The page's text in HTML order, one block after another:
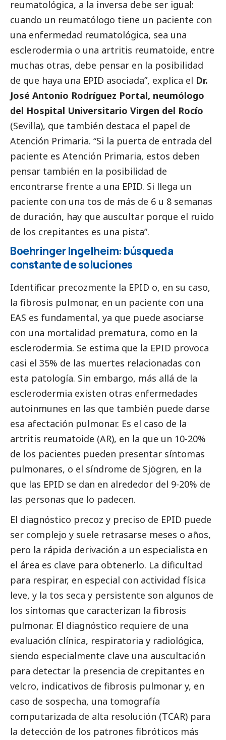
reumatológica, a la inversa debe ser igual:
cuando un reumatólogo tiene un paciente con
una enfermedad reumatológica, sea una
esclerodermia o una artritis reumatoide, entre
muchas otras, debe pensar en la posibilidad
de que haya una EPID asociada”, explica el Dr.
José Antonio Rodríguez Portal, neumólogo
del Hospital Universitario Virgen del Rocío
(Sevilla), que también destaca el papel de
Atención Primaria. “Si la puerta de entrada del
paciente es Atención Primaria, estos deben
pensar también en la posibilidad de
encontrarse frente a una EPID. Si llega un
paciente con una tos de más de 6 u 8 semanas
de duración, hay que auscultar porque el ruido
de los crepitantes es una pista”.
Boehringer Ingelheim: búsqueda
constante de soluciones
Identificar precozmente la EPID o, en su caso,
la fibrosis pulmonar, en un paciente con una
EAS es fundamental, ya que puede asociarse
con una mortalidad prematura, como en la
esclerodermia. Se estima que la EPID provoca
casi el 35% de las muertes relacionadas con
esta patología. Sin embargo, más allá de la
esclerodermia existen otras enfermedades
autoinmunes en las que también puede darse
esa afectación pulmonar. Es el caso de la
artritis reumatoide (AR), en la que un 10-20%
de los pacientes pueden presentar síntomas
pulmonares, o el síndrome de Sjögren, en la
que las EPID se dan en alrededor del 9-20% de
las personas que lo padecen.
El diagnóstico precoz y preciso de EPID puede
ser complejo y suele retrasarse meses o años,
pero la rápida derivación a un especialista en
el área es clave para obtenerlo. La dificultad
para respirar, en especial con actividad física
leve, y la tos seca y persistente son algunos de
los síntomas que caracterizan la fibrosis
pulmonar. El diagnóstico requiere de una
evaluación clínica, respiratoria y radiológica,
siendo especialmente clave una auscultación
para detectar la presencia de crepitantes en
velcro, indicativos de fibrosis pulmonar y, en
caso de sospecha, una tomografía
computarizada de alta resolución (TCAR) para
la detección de los patrones fibróticos más